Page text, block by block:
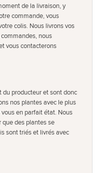
de la livraison, y
commande, vous
colis. Nous livrons vos
nous
vous contacterons
producteur et sont donc
nos plantes avec le plus
en parfait état. Nous
des plantes se
sont triés et livrés avec